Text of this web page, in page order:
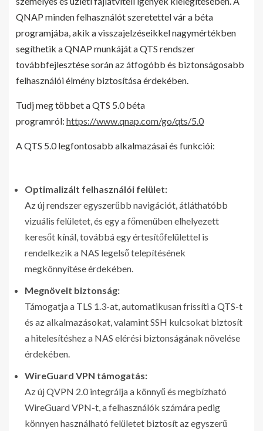
QNAP minden felhasználót szeretettel vár a béta
programjába, akik a visszajelzéseikkel nagymértékben
segíthetik a QNAP munkáját a QTS rendszer
továbbfejlesztése során az átfogóbb és biztonságosabb
felhasználói élmény biztosítása érdekében.
Tudj meg többet a QTS 5.0 béta
programról: https://www.qnap.com/go/qts/5.0
A QTS 5.0 legfontosabb alkalmazásai és funkciói:
Optimalizált felhasználói felület:
Az új rendszer egyszerűbb navigációt, átláthatóbb
vizuális felületet, és egy a főmenüben elhelyezett
keresőt kínál, továbbá egy értesítőfelülettel is
rendelkezik a NAS legelső telepítésének
megkönnyítése érdekében.
Megnövelt biztonság:
Támogatja a TLS 1.3-at, automatikusan frissíti a QTS-t
és az alkalmazásokat, valamint SSH kulcsokat biztosít
a hitelesítéshez a NAS elérési biztonságának növelése
érdekében.
WireGuard VPN támogatás:
Az új QVPN 2.0 integrálja a könnyű és megbízható
WireGuard VPN-t, a felhasználók számára pedig
könnyen használható felületet biztosít az egyszerű